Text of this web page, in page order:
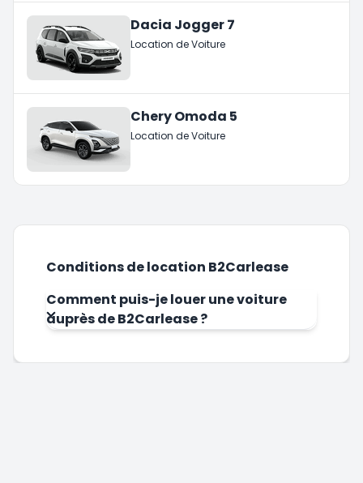
Dacia Jogger 7
Location de Voiture
Chery Omoda 5
Location de Voiture
Conditions de location B2Carlease
Comment puis-je louer une voiture
auprès de B2Carlease ?